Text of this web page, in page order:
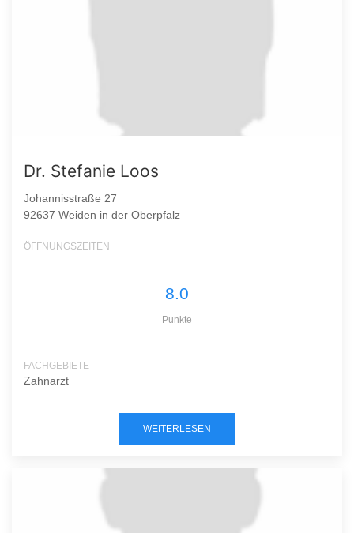
Dr. Stefanie Loos
Johannisstraße 27
92637 Weiden in der Oberpfalz
ÖFFNUNGSZEITEN
8.0
Punkte
FACHGEBIETE
Zahnarzt
WEITERLESEN